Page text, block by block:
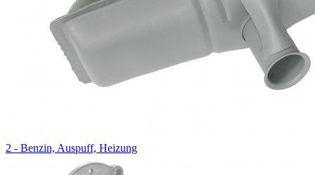
2 - Benzin, Auspuff, Heizung